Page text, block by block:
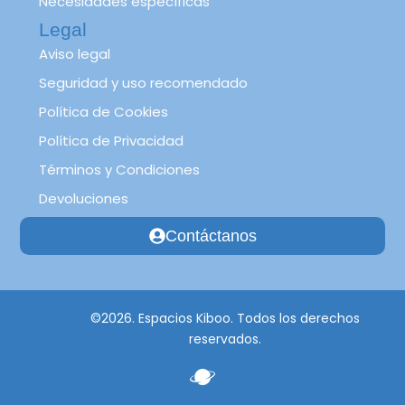
Legal
Aviso legal
Seguridad y uso recomendado
Política de Cookies
Política de Privacidad
Términos y Condiciones
Devoluciones
Contáctanos
©2026. Espacios Kiboo. Todos los derechos
reservados.